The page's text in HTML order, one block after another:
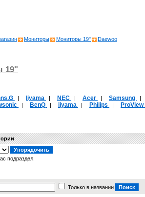
Мониторы Мониторы 19" Daewoo
19"
| Iiyama | NEC | Acer | Samsung |
| BenQ | iiyama | Philips | ProView
подраздел.
Только в названии